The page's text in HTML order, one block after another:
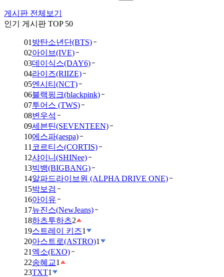
게시판 전체보기
인기 게시판 TOP 50
01 방탄소년단(BTS)
02아이브(IVE)
03데이식스(DAY6)
04라이즈(RIIZE)
05엔시티(NCT)
06블랙핑크(blackpink)
07투어스 (TWS)
08변우석
09세븐틴(SEVENTEEN)
10에스파(aespa)
11 코르티스(CORTIS)
12샤이니(SHINee)
13빅뱅(BIGBANG)
14알파드라이브원 (ALPHA DRIVE ONE)
15박보검
16아이유
17뉴진스(NewJeans)
18하츠투하츠2
19스트레이 키즈1
20아스트로(ASTRO)1
21 엑소(EXO)
22송혜교1
23TXT1